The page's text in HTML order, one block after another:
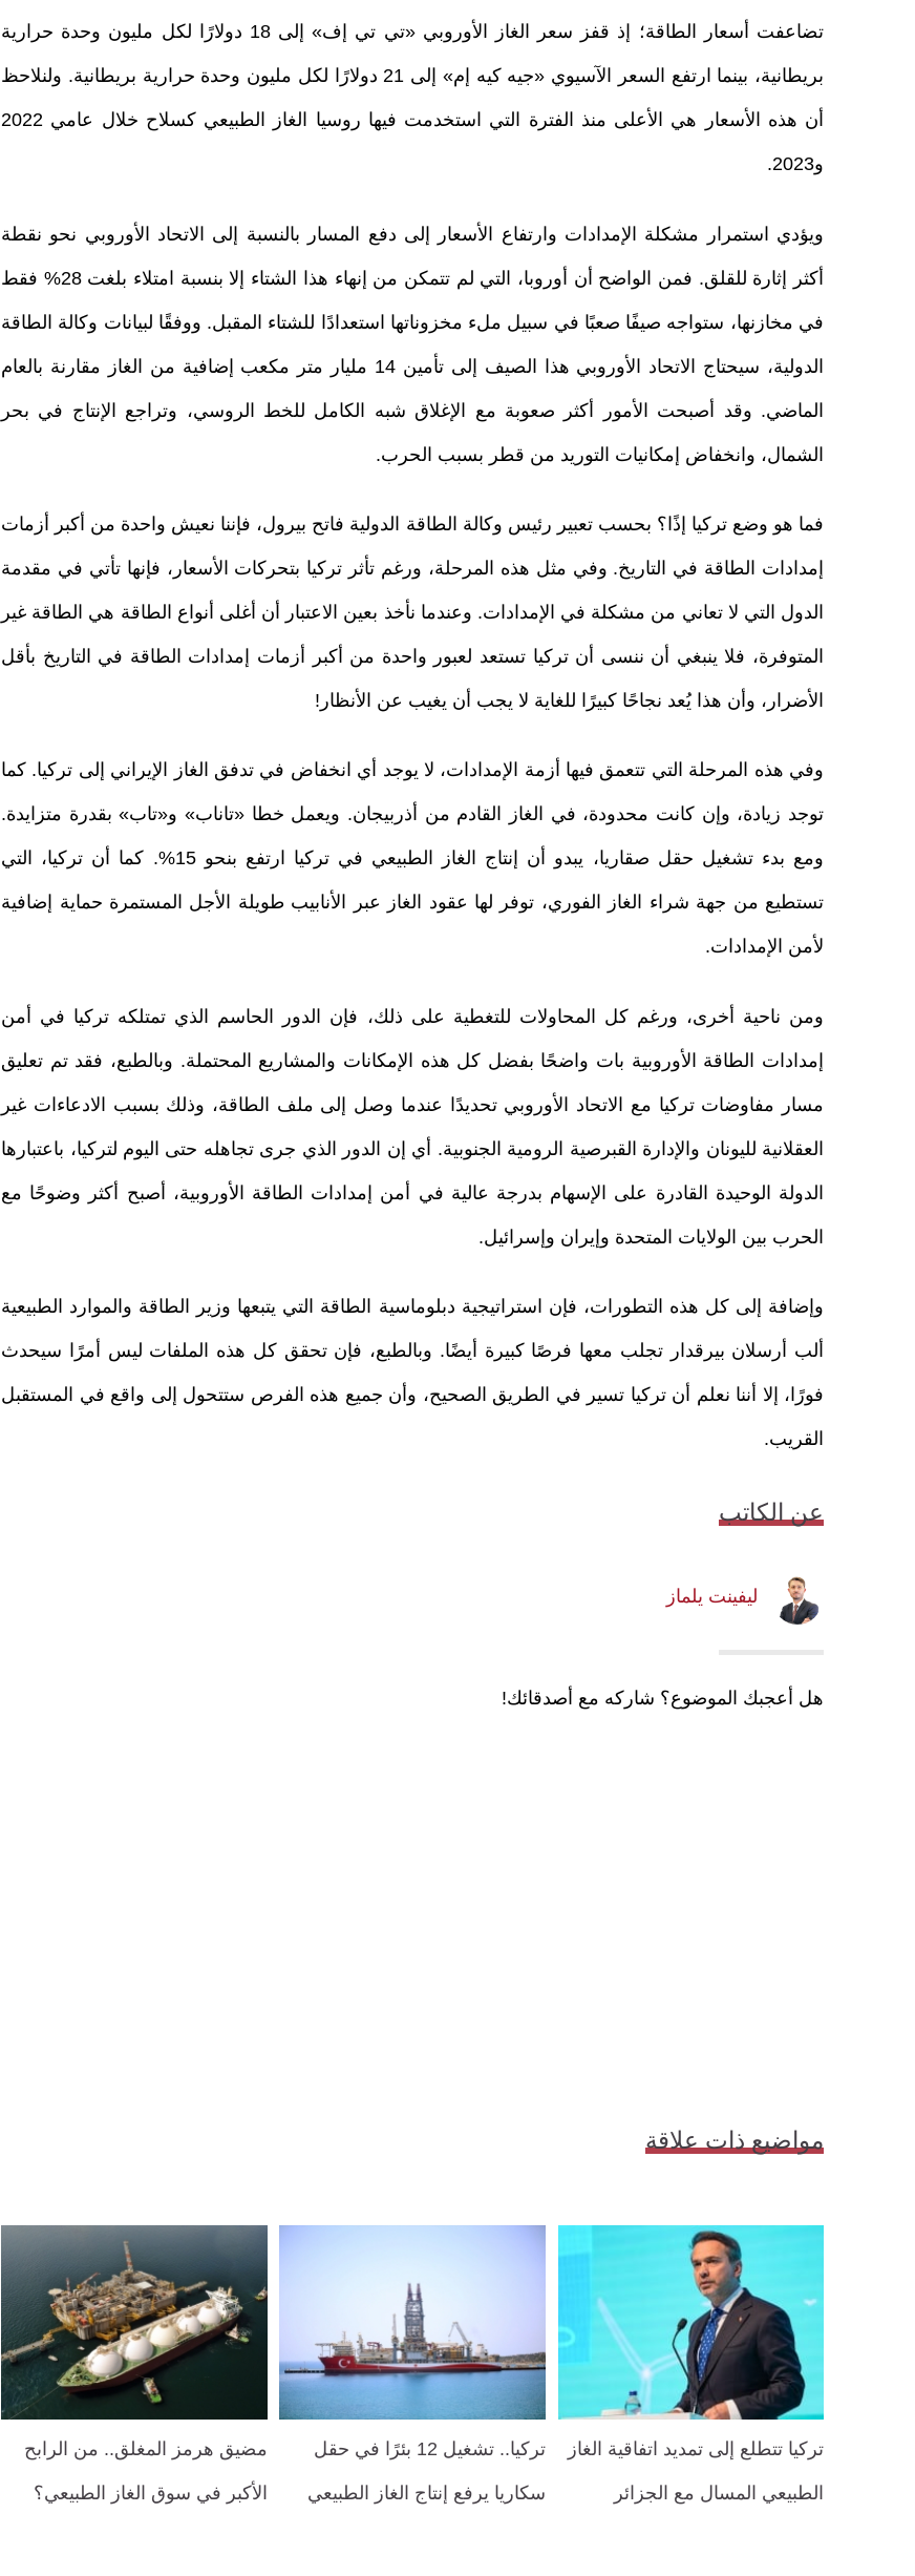
تضاعفت أسعار الطاقة؛ إذ قفز سعر الغاز الأوروبي «تي تي إف» إلى 18 دولارًا لكل مليون وحدة حرارية
بريطانية، بينما ارتفع السعر الآسيوي «جيه كيه إم» إلى 21 دولارًا لكل مليون وحدة حرارية بريطانية. ولنلاحظ
أن هذه الأسعار هي الأعلى منذ الفترة التي استخدمت فيها روسيا الغاز الطبيعي كسلاح خلال عامي 2022
و2023.
ويؤدي استمرار مشكلة الإمدادات وارتفاع الأسعار إلى دفع المسار بالنسبة إلى الاتحاد الأوروبي نحو نقطة
أكثر إثارة للقلق. فمن الواضح أن أوروبا، التي لم تتمكن من إنهاء هذا الشتاء إلا بنسبة امتلاء بلغت 28% فقط
في مخازنها، ستواجه صيفًا صعبًا في سبيل ملء مخزوناتها استعدادًا للشتاء المقبل. ووفقًا لبيانات وكالة الطاقة
الدولية، سيحتاج الاتحاد الأوروبي هذا الصيف إلى تأمين 14 مليار متر مكعب إضافية من الغاز مقارنة بالعام
الماضي. وقد أصبحت الأمور أكثر صعوبة مع الإغلاق شبه الكامل للخط الروسي، وتراجع الإنتاج في بحر
الشمال، وانخفاض إمكانيات التوريد من قطر بسبب الحرب.
فما هو وضع تركيا إذًا؟ بحسب تعبير رئيس وكالة الطاقة الدولية فاتح بيرول، فإننا نعيش واحدة من أكبر أزمات
إمدادات الطاقة في التاريخ. وفي مثل هذه المرحلة، ورغم تأثر تركيا بتحركات الأسعار، فإنها تأتي في مقدمة
الدول التي لا تعاني من مشكلة في الإمدادات. وعندما نأخذ بعين الاعتبار أن أغلى أنواع الطاقة هي الطاقة غير
المتوفرة، فلا ينبغي أن ننسى أن تركيا تستعد لعبور واحدة من أكبر أزمات إمدادات الطاقة في التاريخ بأقل
الأضرار، وأن هذا يُعد نجاحًا كبيرًا للغاية لا يجب أن يغيب عن الأنظار!
وفي هذه المرحلة التي تتعمق فيها أزمة الإمدادات، لا يوجد أي انخفاض في تدفق الغاز الإيراني إلى تركيا. كما
توجد زيادة، وإن كانت محدودة، في الغاز القادم من أذربيجان. ويعمل خطا «تاناب» و«تاب» بقدرة متزايدة.
ومع بدء تشغيل حقل صقاريا، يبدو أن إنتاج الغاز الطبيعي في تركيا ارتفع بنحو 15%. كما أن تركيا، التي
تستطيع من جهة شراء الغاز الفوري، توفر لها عقود الغاز عبر الأنابيب طويلة الأجل المستمرة حماية إضافية
لأمن الإمدادات.
ومن ناحية أخرى، ورغم كل المحاولات للتغطية على ذلك، فإن الدور الحاسم الذي تمتلكه تركيا في أمن
إمدادات الطاقة الأوروبية بات واضحًا بفضل كل هذه الإمكانات والمشاريع المحتملة. وبالطبع، فقد تم تعليق
مسار مفاوضات تركيا مع الاتحاد الأوروبي تحديدًا عندما وصل إلى ملف الطاقة، وذلك بسبب الادعاءات غير
العقلانية لليونان والإدارة القبرصية الرومية الجنوبية. أي إن الدور الذي جرى تجاهله حتى اليوم لتركيا، باعتبارها
الدولة الوحيدة القادرة على الإسهام بدرجة عالية في أمن إمدادات الطاقة الأوروبية، أصبح أكثر وضوحًا مع
الحرب بين الولايات المتحدة وإيران وإسرائيل.
وإضافة إلى كل هذه التطورات، فإن استراتيجية دبلوماسية الطاقة التي يتبعها وزير الطاقة والموارد الطبيعية
ألب أرسلان بيرقدار تجلب معها فرصًا كبيرة أيضًا. وبالطبع، فإن تحقق كل هذه الملفات ليس أمرًا سيحدث
فورًا، إلا أننا نعلم أن تركيا تسير في الطريق الصحيح، وأن جميع هذه الفرص ستتحول إلى واقع في المستقبل
القريب.
عن الكاتب
ليفينت يلماز
هل أعجبك الموضوع؟ شاركه مع أصدقائك!
مواضيع ذات علاقة
تركيا تتطلع إلى ​تمديد اتفاقية الغاز
الطبيعي المسال مع ‌الجزائر
تركيا.. تشغيل 12 بئرًا في حقل
سكاريا يرفع إنتاج الغاز الطبيعي
مضيق هرمز المغلق.. من الرابح
الأكبر في سوق الغاز الطبيعي؟